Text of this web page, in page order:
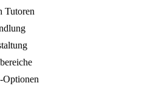
Tutoren